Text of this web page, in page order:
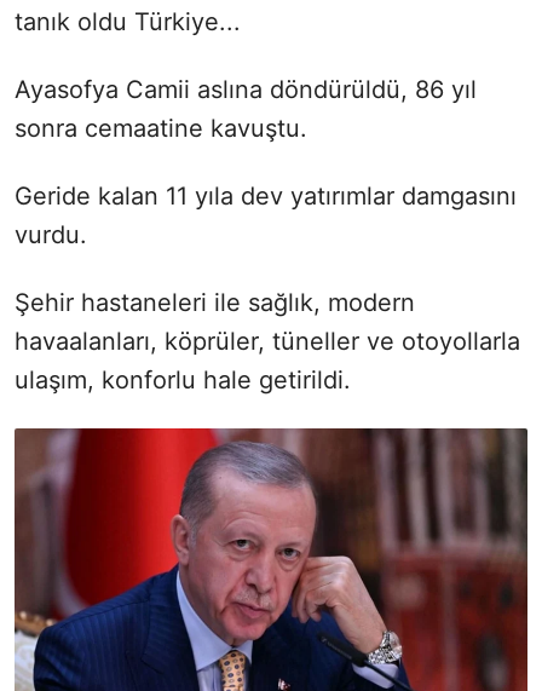
tanık oldu Türkiye...
Ayasofya Camii aslına döndürüldü, 86 yıl
sonra cemaatine kavuştu.
Geride kalan 11 yıla dev yatırımlar damgasını
vurdu.
Şehir hastaneleri ile sağlık, modern
havaalanları, köprüler, tüneller ve otoyollarla
ulaşım, konforlu hale getirildi.